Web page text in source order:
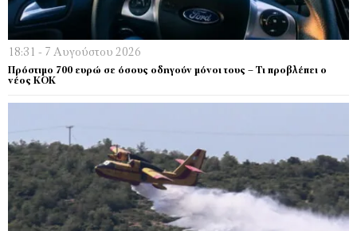
18:31 - 7 Αυγούστου 2026
Πρόστιμο 700 ευρώ σε όσους οδηγούν μόνοι τους – Τι προβλέπει ο
νέος ΚΟΚ